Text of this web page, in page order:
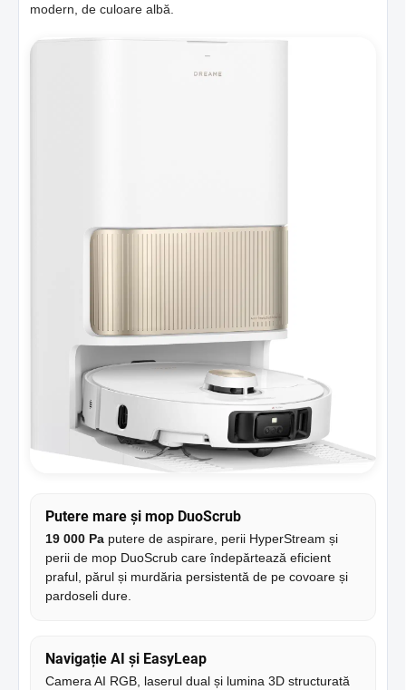
modern, de culoare albă.
Putere mare și mop DuoScrub
19 000 Pa putere de aspirare, perii HyperStream și
perii de mop DuoScrub care îndepărtează eficient
praful, părul și murdăria persistentă de pe covoare și
pardoseli dure.
Navigație AI și EasyLeap
Camera AI RGB, laserul dual și lumina 3D structurată